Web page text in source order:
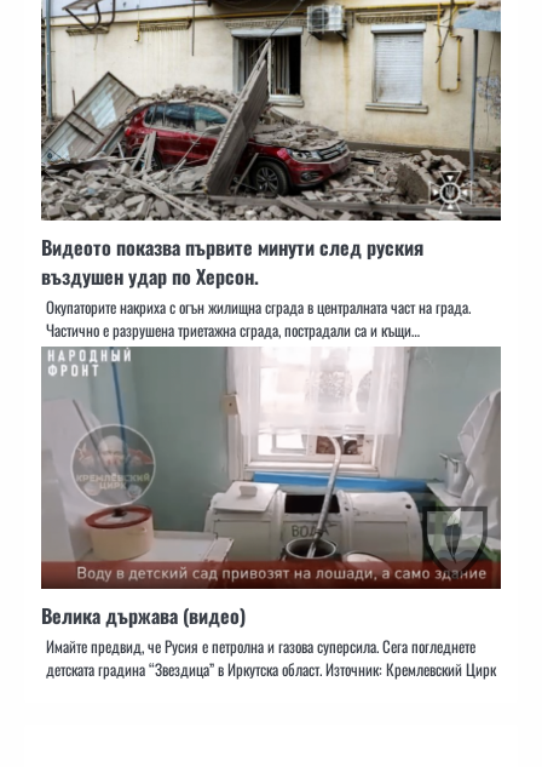
Видеото показва първите минути след руския
въздушен удар по Херсон.
Окупаторите накриха с огън жилищна сграда в централната част на града.
Частично е разрушена триетажна сграда, пострадали са и къщи…
Велика държава (видео)
Имайте предвид, че Русия е петролна и газова суперсила. Сега погледнете
детската градина “Звездица” в Иркутска област. Източник: Кремлевский Цирк